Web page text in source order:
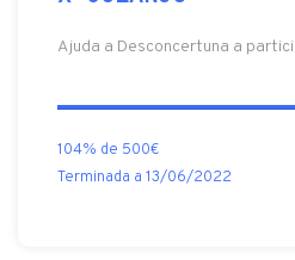
Ajuda a Desconcertuna a
104% de 500€
Terminada a 13/06/2022